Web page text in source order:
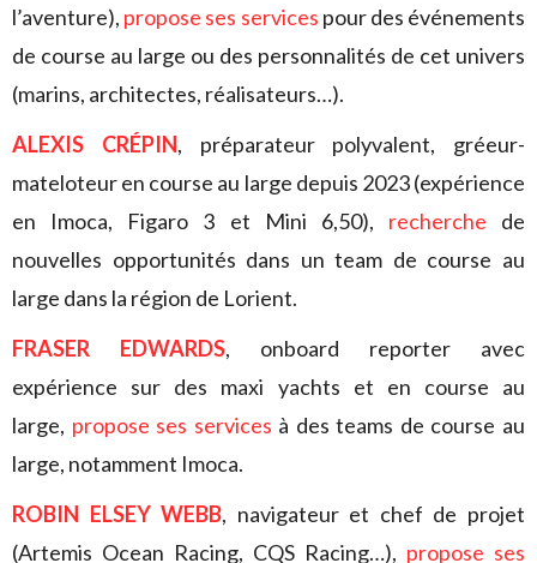
l’aventure), propose ses services pour des événements
de course au large ou des personnalités de cet univers
(marins, architectes, réalisateurs…).
ALEXIS CRÉPIN, préparateur polyvalent, gréeur-
mateloteur en course au large depuis 2023 (expérience
en Imoca, Figaro 3 et Mini 6,50), recherche de
nouvelles opportunités dans un team de course au
large dans la région de Lorient.
FRASER EDWARDS, onboard reporter avec
expérience sur des maxi yachts et en course au
large, propose ses services à des teams de course au
large, notamment Imoca.
ROBIN ELSEY WEBB, navigateur et chef de projet
(Artemis Ocean Racing, CQS Racing…), propose ses